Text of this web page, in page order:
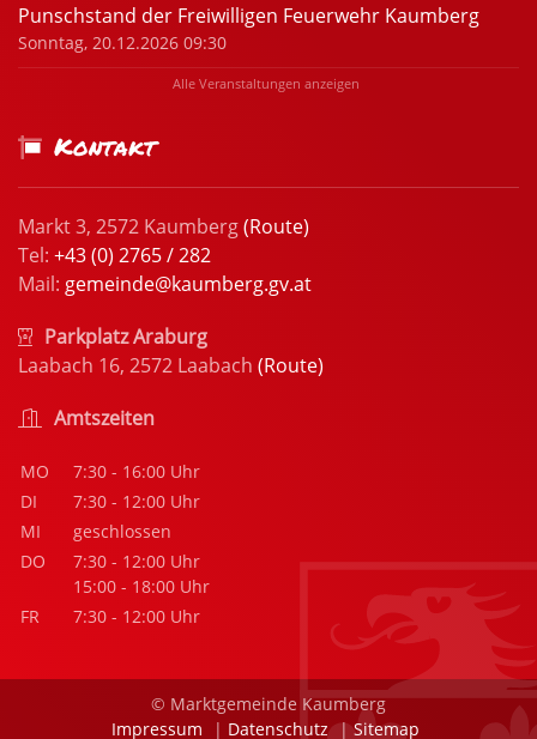
Punschstand der Freiwilligen Feuerwehr Kaumberg
Sonntag, 20.12.2026 09:30
Alle Veranstaltungen anzeigen
Kontakt
Markt 3, 2572 Kaumberg(Route)
Tel: +43 (0) 2765 / 282
Mail: gemeinde@kaumberg.gv.at
Parkplatz Araburg
Laabach 16, 2572 Laabach (Route)
Amtszeiten
MO
7:30 - 16:00 Uhr
DI
7:30 - 12:00 Uhr
MI
geschlossen
DO
7:30 - 12:00 Uhr
15:00 - 18:00 Uhr
FR
7:30 - 12:00 Uhr
© Marktgemeinde Kaumberg
Impressum
| Datenschutz |Sitemap